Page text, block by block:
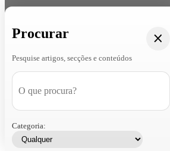
Procurar
Pesquise artigos, secções e conteúdos
Categoria: